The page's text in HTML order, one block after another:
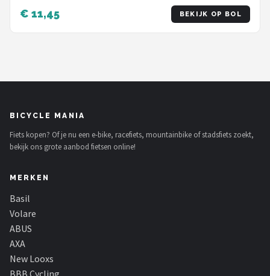
€ 11,45 BEKIJK OP BOL
BICYCLE MANIA
Fiets kopen? Of je nu een e-bike, racefiets, mountainbike of stadsfiets zoekt,
bekijk ons grote aanbod fietsen online!
MERKEN
Basil
Volare
ABUS
AXA
New Looxs
BBB Cycling